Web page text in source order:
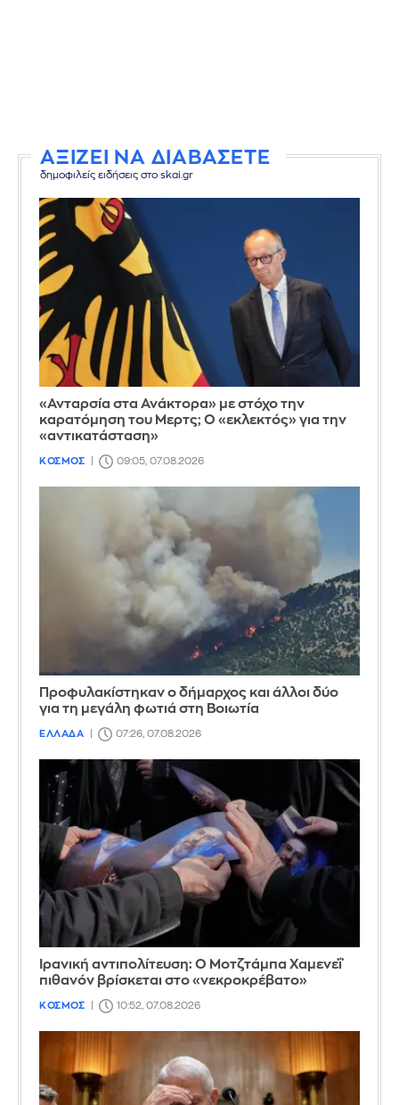
ΑΞΙΖΕΙ ΝΑ ΔΙΑΒΑΣΕΤΕ
δημοφιλείς ειδήσεις στο skai.gr
«Ανταρσία στα Ανάκτορα» με στόχο την
καρατόμηση του Μερτς; Ο «εκλεκτός» για την
«αντικατάσταση»
ΚΟΣΜΟΣ 09:05, 07.08.2026
Προφυλακίστηκαν ο δήμαρχος και άλλοι δύο
για τη μεγάλη φωτιά στη Βοιωτία
ΕΛΛΑΔΑ 07:26, 07.08.2026
Ιρανική αντιπολίτευση: Ο Μοτζτάμπα Χαμενεΐ
πιθανόν βρίσκεται στο «νεκροκρέβατο»
ΚΟΣΜΟΣ 10:52, 07.08.2026